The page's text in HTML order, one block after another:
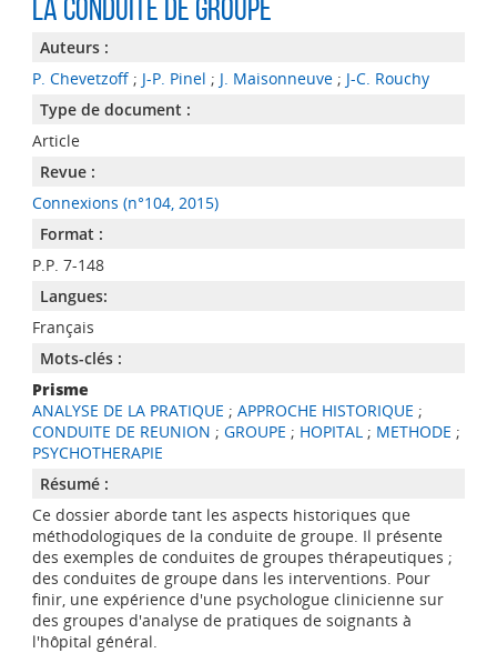
La conduite de groupe
Auteurs :
P. Chevetzoff; J-P. Pinel ; J. Maisonneuve; J-C. Rouchy
Type de document :
Article
Revue :
Connexions (n°104, 2015)
Format :
P.P. 7-148
Langues:
Français
Mots-clés :
Prisme
ANALYSE DE LA PRATIQUE ; APPROCHE HISTORIQUE ;
CONDUITE DE REUNION ; GROUPE ; HOPITAL; METHODE ;
PSYCHOTHERAPIE
Résumé :
Ce dossier aborde tant les aspects historiques que
méthodologiques de la conduite de groupe. Il présente
des exemples de conduites de groupes thérapeutiques ;
des conduites de groupe dans les interventions. Pour
finir, une expérience d'une psychologue clinicienne sur
des groupes d'analyse de pratiques de soignants à
l'hôpital général.